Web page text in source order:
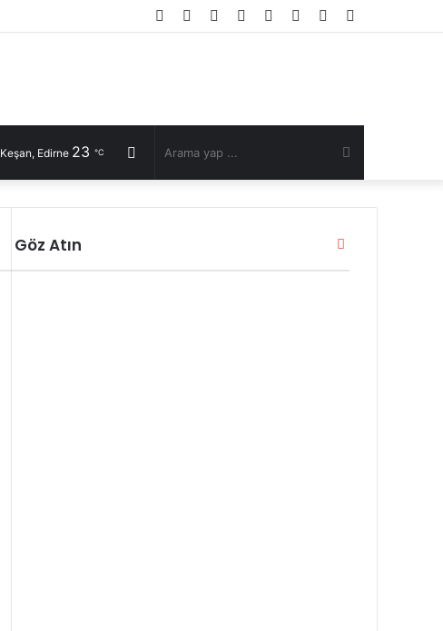
Rastgele
Kayıt
RSS
Instagram
YouTube
Twitter
Facebook
Arama
yap
Rastgele
Makale
Keşan, Edirne 23 ℃
Göz Atın Kapalı